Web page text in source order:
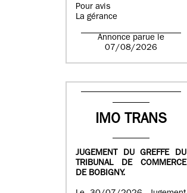
Pour avis
La gérance
Annonce parue le
07/08/2026
IMO TRANS
JUGEMENT DU GREFFE DU
TRIBUNAL DE COMMERCE
DE BOBIGNY.